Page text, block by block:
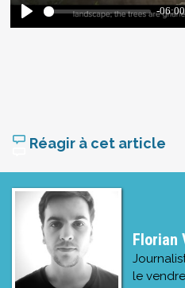
Réagir à cet article
Florian
le